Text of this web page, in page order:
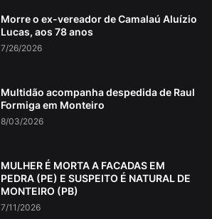
Morre o ex-vereador de Camalaú Aluízio
Lucas, aos 78 anos
7/26/2026
Multidão acompanha despedida de Raul
Formiga em Monteiro
8/03/2026
MULHER É MORTA A FACADAS EM
PEDRA (PE) E SUSPEITO É NATURAL DE
MONTEIRO (PB)
7/11/2026